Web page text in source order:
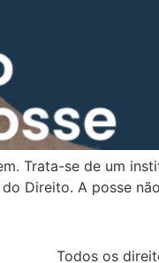
Trata-se de um
Direito. A posse
Todos os